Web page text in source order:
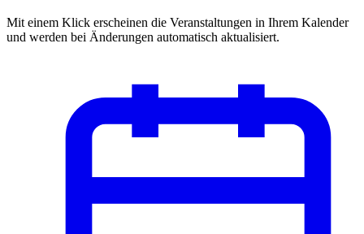
Mit einem Klick erscheinen die Veranstaltungen in Ihrem Kalender
und werden bei Änderungen automatisch aktualisiert.